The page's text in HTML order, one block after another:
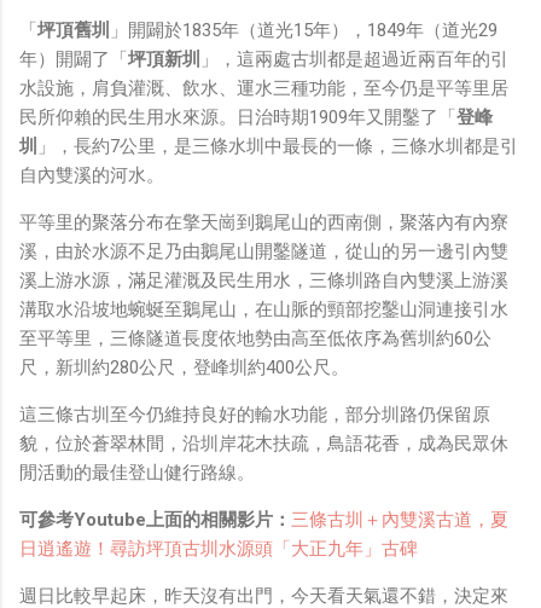
「坪頂舊圳 」開闢於1835年（道光15年），1849年（道光29
年）開闢了「坪頂新圳 」，這兩處古圳都是超過近兩百年的引
水設施，肩負灌溉、飲水、運水三種功能，至今仍是平等里居
民所仰賴的民生用水來源。日治時期1909年又開鑿了「登峰
圳 」，長約7公里，是三條水圳中最長的一條，三條水圳都是引
自內雙溪的河水。
平等里的聚落分布在擎天崗到鵝尾山的西南側，聚落內有內寮
溪，由於水源不足乃由鵝尾山開鑿隧道，從山的另一邊引內雙
溪上游水源，滿足灌溉及民生用水，三條圳路自內雙溪上游溪
溝取水沿坡地蜿蜒至鵝尾山，在山脈的頸部挖鑿山洞連接引水
至平等里，三條隧道長度依地勢由高至低依序為舊圳約60公
尺，新圳約280公尺，登峰圳約400公尺。
這三條古圳至今仍維持良好的輸水功能，部分圳路仍保留原
貌，位於蒼翠林間，沿圳岸花木扶疏，鳥語花香，成為民眾休
閒活動的最佳登山健行路線。
可參考Youtube上面的相關影片： 三條古圳＋內雙溪古道，夏
日逍遙遊！尋訪坪頂古圳水源頭「大正九年」古碑
週日比較早起床，昨天沒有出門，今天看天氣還不錯，決定來